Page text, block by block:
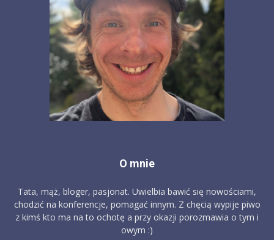
O mnie
Tata, mąż, bloger, pasjonat. Uwielbia bawić się nowościami,
chodzić na konferencje, pomagać innym. Z chęcią wypije piwo
z kimś kto ma na to ochotę a przy okazji porozmawia o tym i
owym :)